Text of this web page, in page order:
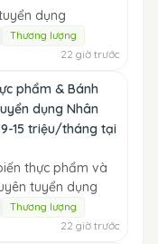
dụng
Thương lượng
22 giờ trước
phẩm & Bánh
dụng Nhân
15 triệu/tháng tại
thực phẩm và
tuyển dụng
Thương lượng
22 giờ trước